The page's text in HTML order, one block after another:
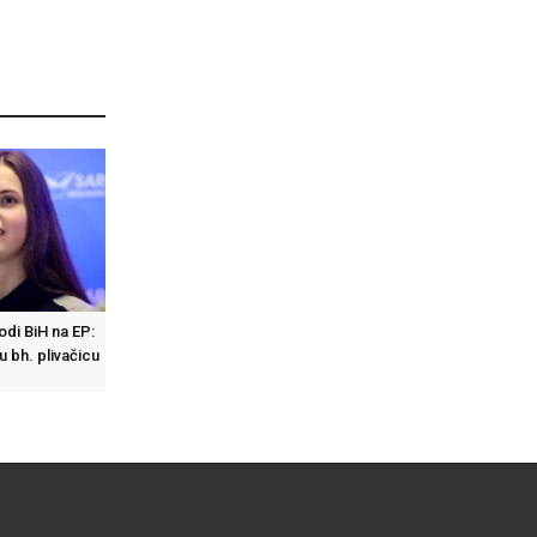
BiH na EP:
bh. plivačicu